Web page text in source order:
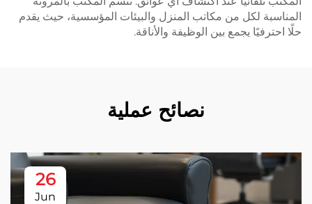
المناسبة لكل من مكاتب المنزل والبيئات المؤسسية، حيث يقدم
حلًا احترفيًا يجمع بين الوظيفة والأناقة.
نصائح عملية
26
Jun